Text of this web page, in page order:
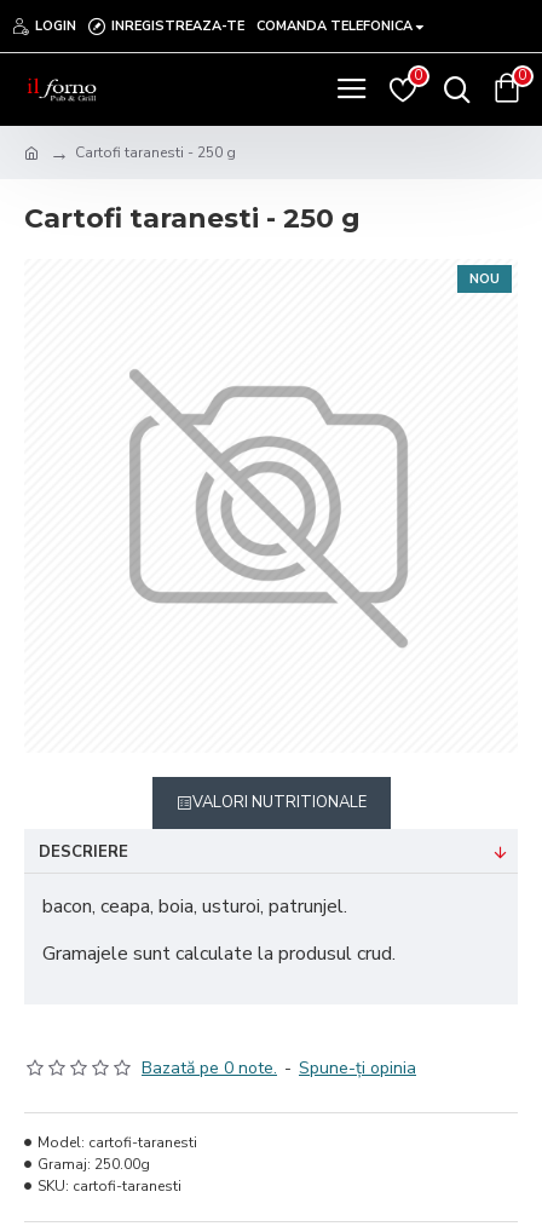
LOGIN INREGISTREAZA-TE COMANDA TELEFONICA
0 0
Cartofi taranesti - 250 g
Cartofi taranesti - 250 g
NOU
VALORI NUTRITIONALE
DESCRIERE
bacon, ceapa, boia, usturoi, patrunjel.
Gramajele sunt calculate la produsul crud.
Bazată pe 0 note. - Spune-ţi opinia
Model: cartofi-taranesti
Gramaj: 250.00g
SKU: cartofi-taranesti